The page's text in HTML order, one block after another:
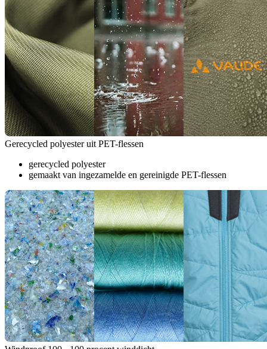
Gerecycled polyester uit PET-flessen
gerecycled polyester
gemaakt van ingezamelde en gereinigde PET-flessen